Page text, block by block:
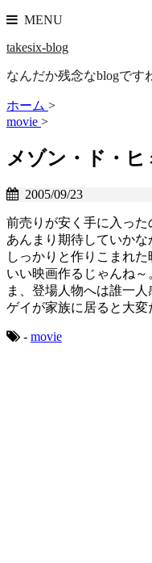
MENU
takesix-blog
なんだか残念なblogです
ホーム >
movie >
メゾン・ド・ヒ
2005/09/23
前売りが安く手に入った
あんまり期待していかな
しっかりと作りこまれた
いい映画作るじゃんね～
ま、登場人物へは誰一人
ゲイが家族に居ると大変
- movie